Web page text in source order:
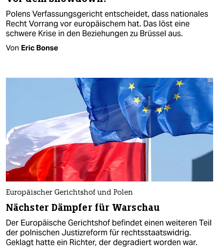
Polens Verfassungsgericht entscheidet, dass nationales
Recht Vorrang vor europäischem hat. Das löst eine
schwere Krise in den Beziehungen zu Brüssel aus.
Von Eric Bonse
Europäischer Gerichtshof und Polen
Nächster Dämpfer für Warschau
Der Europäische Gerichtshof befindet einen weiteren Teil
der polnischen Justizreform für rechtsstaatswidrig.
Geklagt hatte ein Richter, der degradiert worden war.